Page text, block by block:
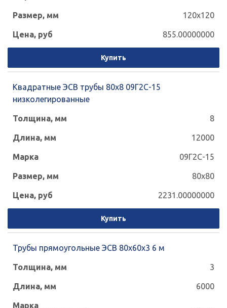
120x120
855.00000000
Купить
Квадратные ЭСВ трубы 80x8 09Г2С-15
низколегированные
8
12000
09Г2С-15
80x80
2231.00000000
Купить
Трубы прямоугольные ЭСВ 80х60х3 6 м
3
6000